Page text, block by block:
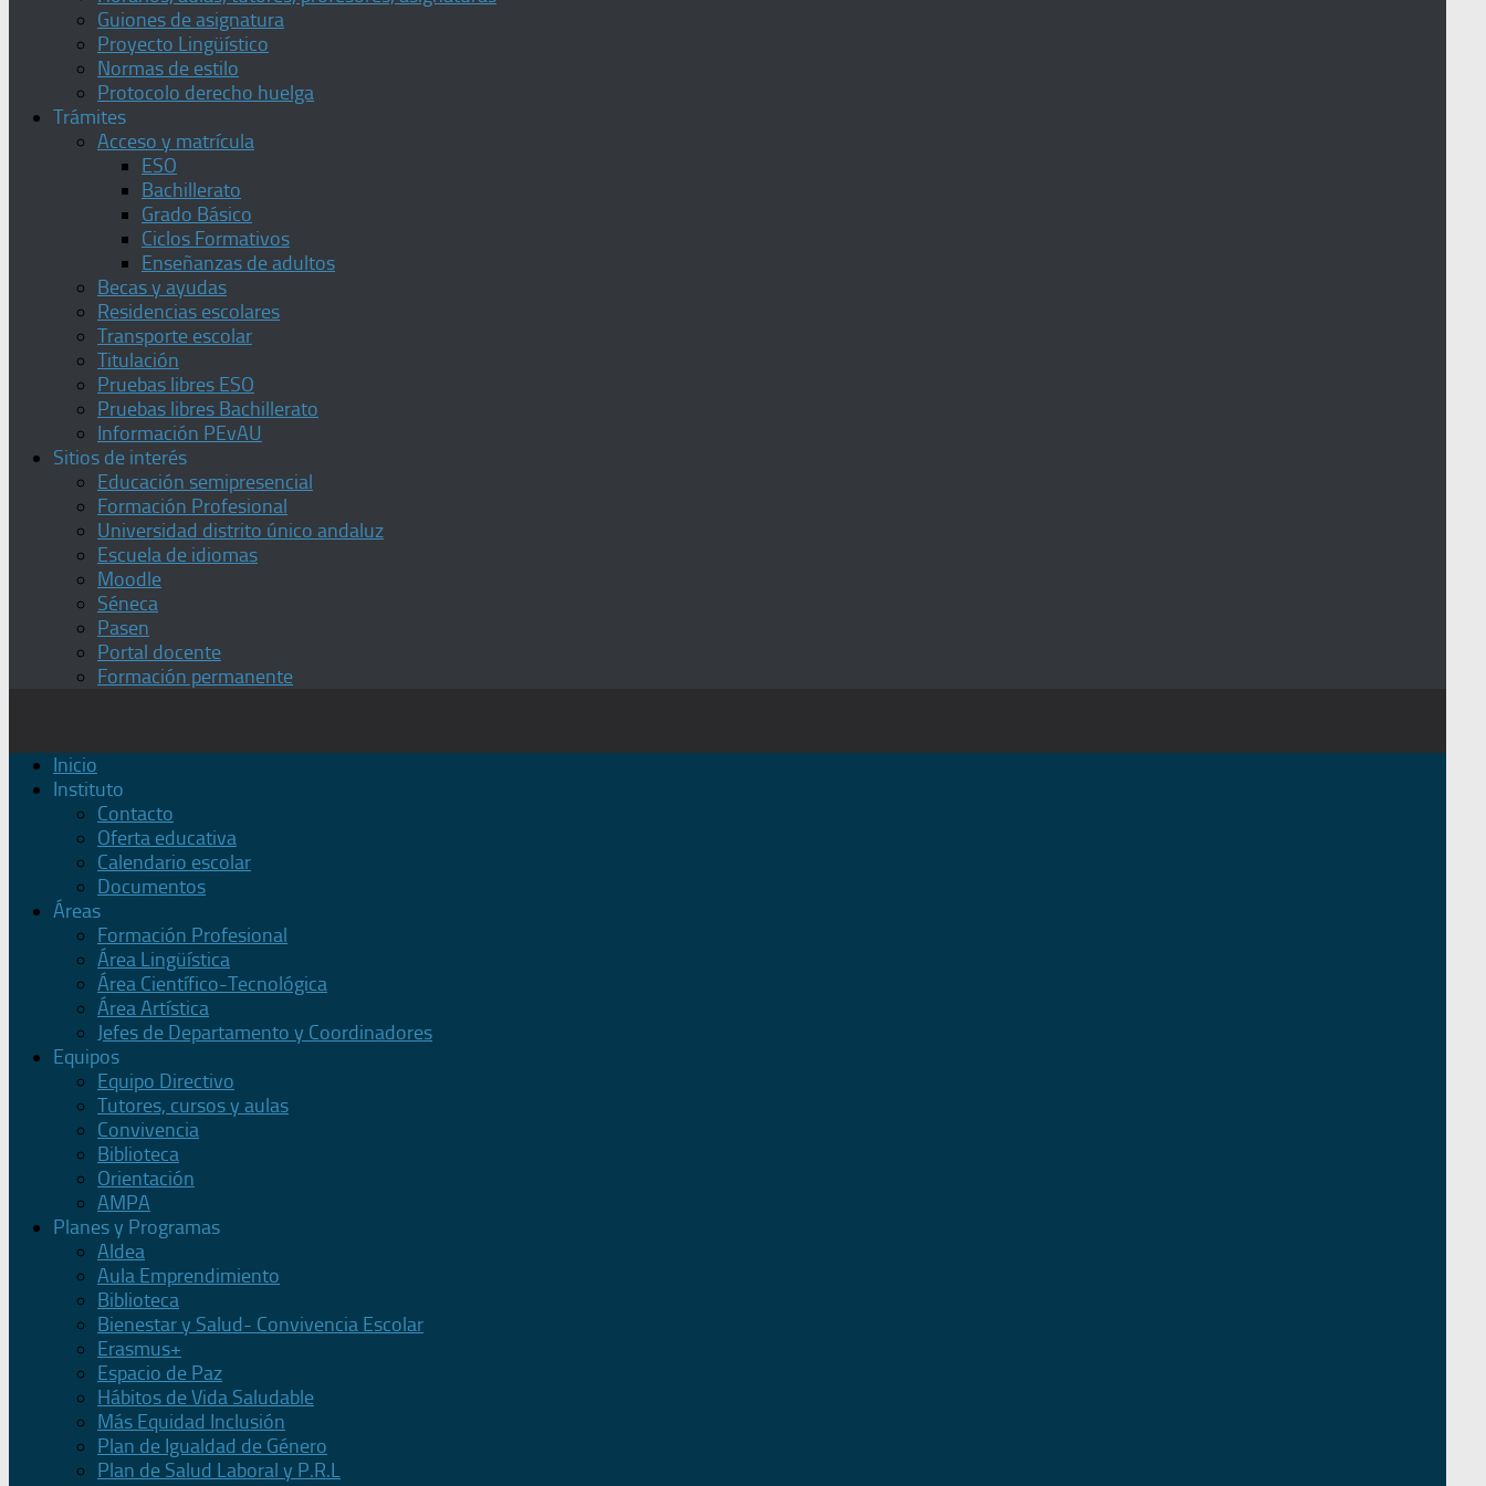
Guiones de asignatura
Proyecto Lingüístico
Normas de estilo
Protocolo derecho huelga
Trámites
Acceso y matrícula
ESO
Bachillerato
Grado Básico
Ciclos Formativos
Enseñanzas de adultos
Becas y ayudas
Residencias escolares
Transporte escolar
Titulación
Pruebas libres ESO
Pruebas libres Bachillerato
Información PEvAU
Sitios de interés
Educación semipresencial
Formación Profesional
Universidad distrito único andaluz
Escuela de idiomas
Moodle
Séneca
Pasen
Portal docente
Formación permanente
Inicio
Instituto
Contacto
Oferta educativa
Calendario escolar
Documentos
Áreas
Formación Profesional
Área Lingüística
Área Científico-Tecnológica
Área Artística
Jefes de Departamento y Coordinadores
Equipos
Equipo Directivo
Tutores, cursos y aulas
Convivencia
Biblioteca
Orientación
AMPA
Planes y Programas
Aldea
Aula Emprendimiento
Biblioteca
Bienestar y Salud- Convivencia Escolar
Erasmus+
Espacio de Paz
Hábitos de Vida Saludable
Más Equidad Inclusión
Plan de Igualdad de Género
Plan de Salud Laboral y P.R.L